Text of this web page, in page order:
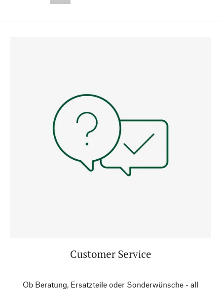
Customer Service
Ob Beratung, Ersatzteile oder Sonderwünsche - all